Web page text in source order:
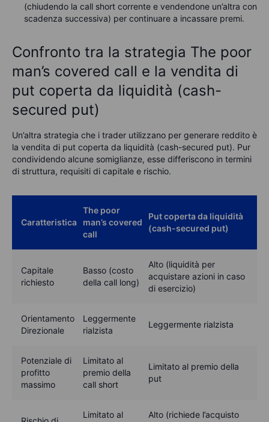
(chiudendo la call short corrente e vendendone un’altra con
scadenza successiva) per continuare a incassare premi.
Confronto tra la strategia The poor
man’s covered call e la vendita di
put coperta da liquidità (cash-
secured put)
Un’altra strategia che i trader utilizzano per generare reddito è
la vendita di put coperta da liquidità (cash-secured put). Pur
condividendo alcune somiglianze, esse differiscono in termini
di struttura, requisiti di capitale e rischio.
Caratteristica
The poor
man’s covered
call
Put coperta da liquidità
(cash-secured put)
Capitale
richiesto
Basso (costo
della call long)
Alto (liquidità per
acquistare azioni in caso
di esercizio)
Orientamento
Direzionale
Leggermente
rialzista
Leggermente rialzista
Potenziale di
profitto
massimo
Limitato al
premio della
call short
Limitato al premio della
put
Limitato al
Alto (richiede l’acquisto